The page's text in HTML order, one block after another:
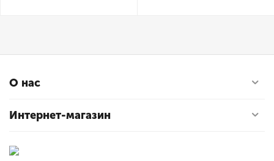
О нас
Интернет-магазин